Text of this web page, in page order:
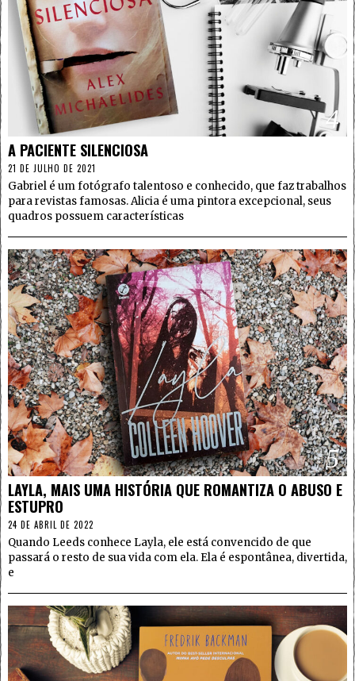
4
A PACIENTE SILENCIOSA
21 DE JULHO DE 2021
Gabriel é um fotógrafo talentoso e conhecido, que faz trabalhos
para revistas famosas. Alicia é uma pintora excepcional, seus
quadros possuem características
5
LAYLA, MAIS UMA HISTÓRIA QUE ROMANTIZA O ABUSO E
ESTUPRO
24 DE ABRIL DE 2022
Quando Leeds conhece Layla, ele está convencido de que
passará o resto de sua vida com ela. Ela é espontânea, divertida,
e